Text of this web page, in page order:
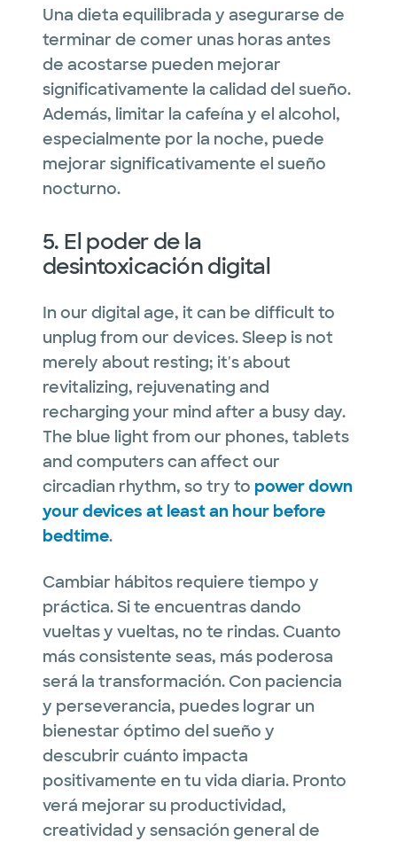
Una dieta equilibrada y asegurarse de
terminar de comer unas horas antes
de acostarse pueden mejorar
significativamente la calidad del sueño.
Además, limitar la cafeína y el alcohol,
especialmente por la noche, puede
mejorar significativamente el sueño
nocturno.
5. El poder de la
desintoxicación digital
In our digital age, it can be difficult to
unplug from our devices. Sleep is not
merely about resting; it's about
revitalizing, rejuvenating and
recharging your mind after a busy day.
The blue light from our phones, tablets
and computers can affect our
circadian rhythm, so try to power down
your devices at least an hour before
bedtime.
Cambiar hábitos requiere tiempo y
práctica. Si te encuentras dando
vueltas y vueltas, no te rindas. Cuanto
más consistente seas, más poderosa
será la transformación. Con paciencia
y perseverancia, puedes lograr un
bienestar óptimo del sueño y
descubrir cuánto impacta
positivamente en tu vida diaria. Pronto
verá mejorar su productividad,
creatividad y sensación general de